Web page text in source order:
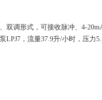
双调形式，可接收脉冲、4-
LPJ7，流量37.9升/小时，压力